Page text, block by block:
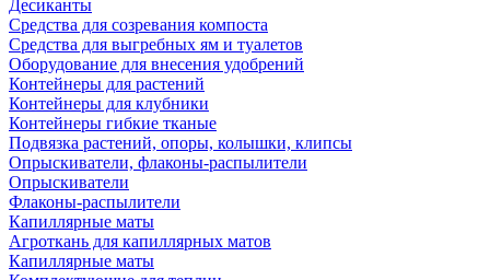
Десиканты
Средства для созревания компоста
Средства для выгребных ям и туалетов
Оборудование для внесения удобрений
Контейнеры для растений
Контейнеры для клубники
Контейнеры гибкие тканые
Подвязка растений, опоры, колышки, клипсы
Опрыскиватели, флаконы-распылители
Опрыскиватели
Флаконы-распылители
Капиллярные маты
Агроткань для капиллярных матов
Капиллярные маты